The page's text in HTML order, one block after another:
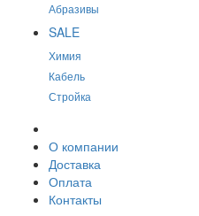
Абразивы
SALE
Химия
Кабель
Стройка
О компании
Доставка
Оплата
Контакты